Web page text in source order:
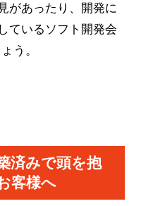
があったり、開発に
ているソフト開発会
う。
済みで頭を抱
客様へ